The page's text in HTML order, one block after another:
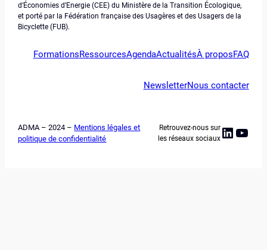
d’Économies d’Energie (CEE) du Ministère de la Transition Écologique,
et porté par la Fédération française des Usagères et des Usagers de la
Bicyclette (FUB).
FormationsRessourcesAgendaActualitésÀ proposFAQ
NewsletterNous contacter
ADMA – 2024 – Mentions légales et
politique de confidentialité
Retrouvez-nous sur
les réseaux sociaux